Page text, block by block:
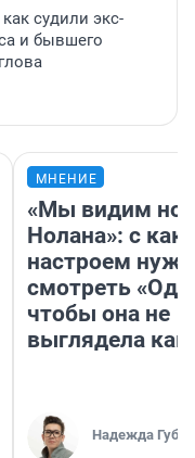
судили экс-
и бывшего
МНЕНИЕ
«Мы видим
Нолана»: с
настроем
смотреть
чтобы она не
выглядела как
Надежда